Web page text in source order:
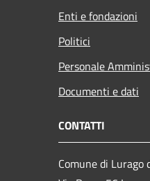
Enti e fondazioni
Politici
Personale
Documenti e dati
CONTATTI
Comune di Lurago